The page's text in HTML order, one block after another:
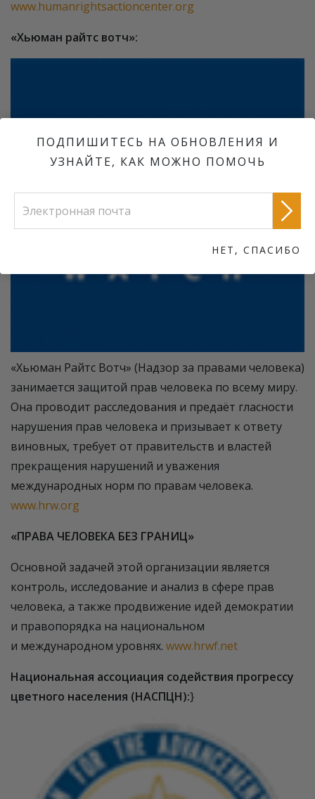
www.humanrightsactioncenter.org
«Хьюман райтс вотч»:
«Хьюман Райтс Вотч» (Надзор за правами человека)
занимается защитой прав человека по всему миру.
Она проводит расследования и предаёт гласности
нарушения прав человека и призывает к ответу
виновных, требует от правительств и властей
прекращения нарушений и уважения
международных норм по правам человека.
www.hrw.org
«ПРАВА ЧЕЛОВЕКА БЕЗ ГРАНИЦ»
Основной задачей этой организации является
контроль, исследование и анализ в сфере прав
человека, а также продвижение идей демократии
и правопорядка на национальном
и международном уровнях. www.hrwf.net
Национальная ассоциация содействия прогрессу
цветного населения (НАСПЦН):}
ПОДПИШИТЕСЬ НА ОБНОВЛЕНИЯ И
УЗНАЙТЕ, КАК МОЖНО ПОМОЧЬ
НЕТ, СПАСИБО